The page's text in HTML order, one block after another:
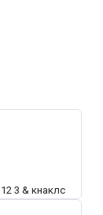
3 & кнаклс